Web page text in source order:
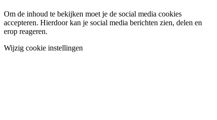
Om de inhoud te bekijken moet je de social media cookies
accepteren. Hierdoor kan je social media berichten zien, delen en
erop reageren.
Wijzig cookie instellingen